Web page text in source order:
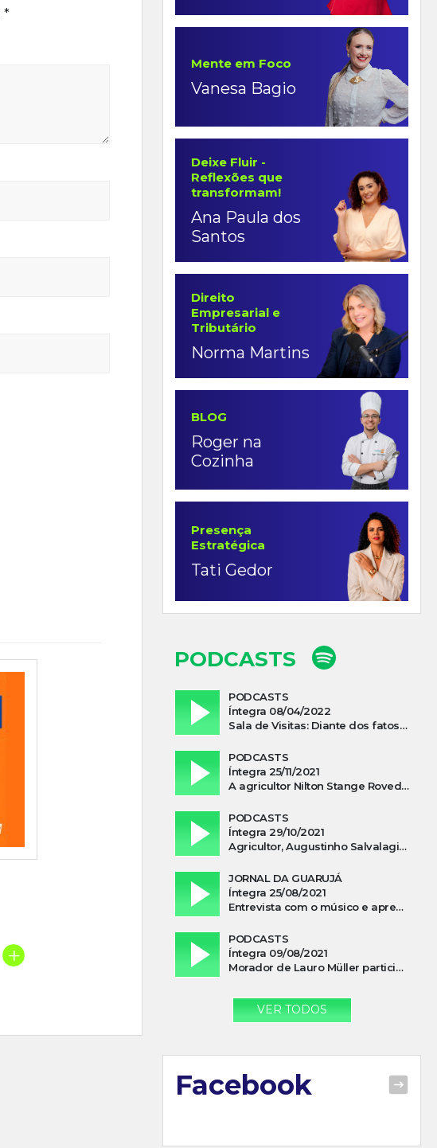
*
+
Mente em Foco
Vanesa Bagio
Deixe Fluir -
Reflexões que
transformam!
Ana Paula dos
Santos
Direito
Empresarial e
Tributário
Norma Martins
BLOG
Roger na
Cozinha
Presença
Estratégica
Tati Gedor
PODCASTS
PODCASTS
Íntegra 08/04/2022
Sala de Visitas: Diante dos fatos que influenciam a economia o que podemos esperar de 2022
PODCASTS
Íntegra 25/11/2021
A agricultor Nilton Stange Roveda, afirma ter recebido ajuda espiritual durante acidente
PODCASTS
Íntegra 29/10/2021
Agricultor, Augustinho Salvalagio, relata sobre aparição do Cavaleiro Negro no Rio das Furnas
JORNAL DA GUARUJÁ
Íntegra 25/08/2021
Entrevista com o músico e apresentador, Lismael Ferrareis, no Cidade e Campo
PODCASTS
Íntegra 09/08/2021
Morador de Lauro Müller participa de motociata em apoio a Bolsonaro
VER TODOS
Facebook